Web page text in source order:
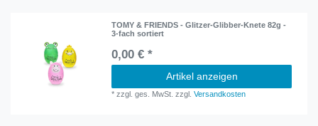
TOMY & FRIENDS - Glitzer-Glibber-Knete 82g -
3-fach sortiert
0,00 € *
Artikel anzeigen
*zzgl. ges. MwSt. zzgl.Versandkosten